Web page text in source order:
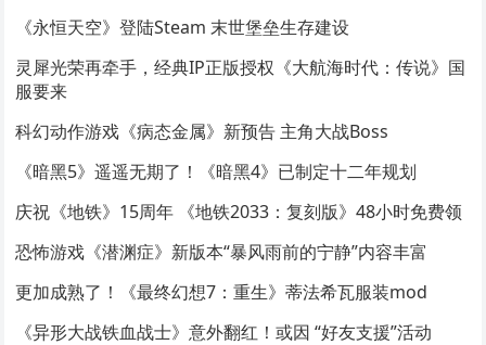
《永恒天空》登陆Steam 末世堡垒生存建设
灵犀光荣再牵手，经典IP正版授权《大航海时代：传说》国
服要来
科幻动作游戏《病态金属》新预告 主角大战Boss
《暗黑5》遥遥无期了！《暗黑4》已制定十二年规划
庆祝《地铁》15周年 《地铁2033：复刻版》48小时免费领
恐怖游戏《潜渊症》新版本“暴风雨前的宁静”内容丰富
更加成熟了！《最终幻想7：重生》蒂法希瓦服装mod
《异形大战铁血战士》意外翻红！或因 “好友支援”活动